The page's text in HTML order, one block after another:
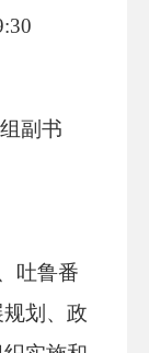
副书
吐鲁番
划、政